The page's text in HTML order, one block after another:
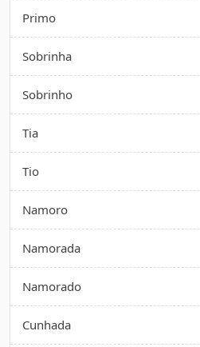
Primo
Sobrinha
Sobrinho
Tia
Tio
Namoro
Namorada
Namorado
Cunhada